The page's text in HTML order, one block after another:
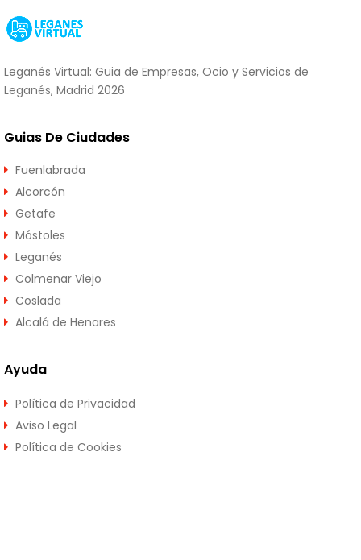
Leganés Virtual: Guia de Empresas, Ocio y Servicios de
Leganés, Madrid 2026
Guias De Ciudades
Fuenlabrada
Alcorcón
Getafe
Móstoles
Leganés
Colmenar Viejo
Coslada
Alcalá de Henares
Ayuda
Política de Privacidad
Aviso Legal
Política de Cookies